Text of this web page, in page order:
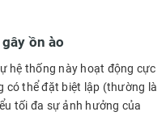
ồn ào
hệ thống này hoạt động cực
có thể đặt biệt lập (thường là
tối đa sự ảnh hưởng của